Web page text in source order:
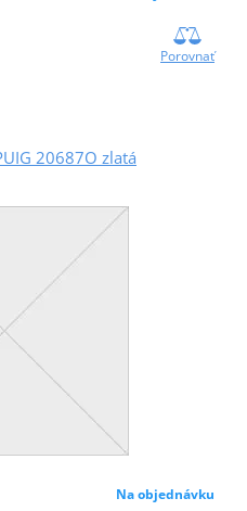
Porovnať
20687O zlatá
Na objednávku